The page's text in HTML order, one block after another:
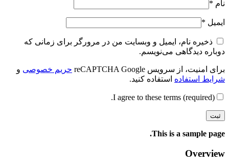
نام *
ایمیل *
ذخیره نام، ایمیل و وبسایت من در مرورگر برای زمانی که
دوباره دیدگاهی می‌نویسم.
برای امنیت، از سرویس reCAPTCHA Google حریم خصوصی و
شرایط استفاده استفاده کنید.
I agree to these terms (required).
This is a sample page.
Overview